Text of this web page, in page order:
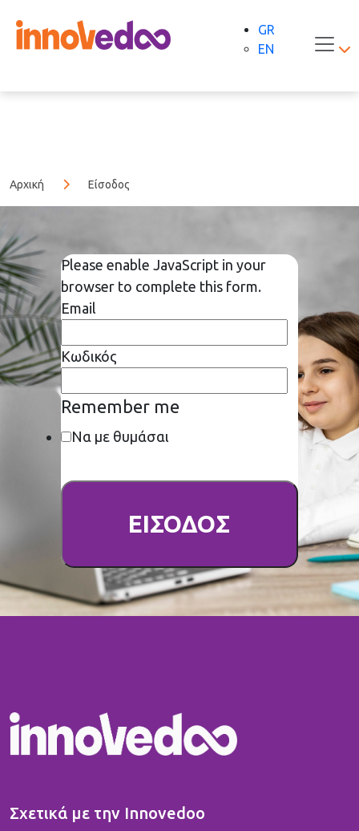
GR
EN
Αρχική Είσοδος
Please enable JavaScript in your
browser to complete this form.
Email
Κωδικός
Remember me
Να με θυμάσαι
ΕΙΣΟΔΟΣ
Σχετικά με την Innovedoo